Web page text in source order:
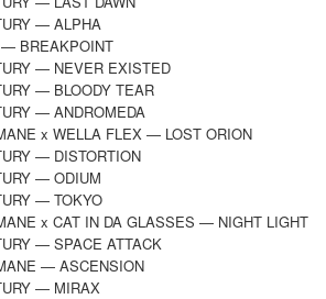
— ALPHA
BREAKPOINT
— NEVER EXISTED
— BLOODY TEAR
— ANDROMEDA
x WELLA FLEX — LOST ORION
— DISTORTION
— ODIUM
— TOKYO
x CAT IN DA GLASSES — NIGHT LIGHT
— SPACE ATTACK
— ASCENSION
— MIRAX